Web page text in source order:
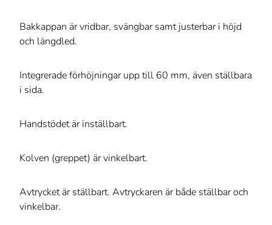
Bakkappan är vridbar, svängbar samt justerbar i höjd
och längdled.
Integrerade förhöjningar upp till 60 mm, även ställbara
i sida.
Handstödet är inställbart.
Kolven (greppet) är vinkelbart.
Avtrycket är ställbart. Avtryckaren är både ställbar och
vinkelbar.